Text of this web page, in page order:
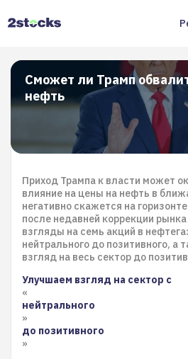
Сможет ли Трамп
нефть
Приход Трампа к власти может
влияние на цены на нефть в
негативно скажется на
после недавней коррекции
взгляды на семь акций в
нейтрального до позитивного, а
взгляд на весь сектор до
Улучшаем взгляд на сектор с
«
нейтрального
»
до позитивного
»